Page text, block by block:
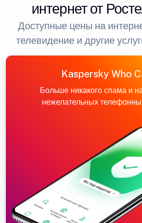
интернет от
Доступные цены на
телевидение и другие
Kaspersky Who
Больше никакого спама и
нежелательных